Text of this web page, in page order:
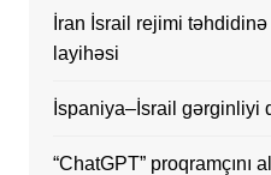
İran İsrail rejimi
layihəsi
İspaniya–İsrail gərginliyi
“ChatGPT” proqramçını